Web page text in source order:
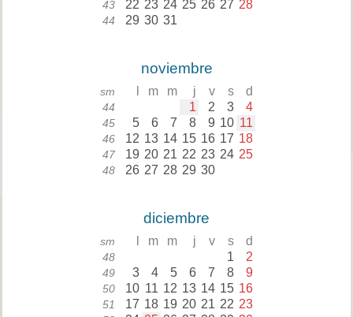
43 22 23 24 25 26 27 28
44 29 30 31
noviembre
sm m m j v s d
44 1 2 3 4
45 5 6 7 8 9 10 11
46 12 13 14 15 16 17 18
47 19 20 21 22 23 24 25
48 26 27 28 29 30
diciembre
sm m m j v s d
48 1 2
49 3 4 5 6 7 8 9
50 10 11 12 13 14 15 16
51 17 18 19 20 21 22 23